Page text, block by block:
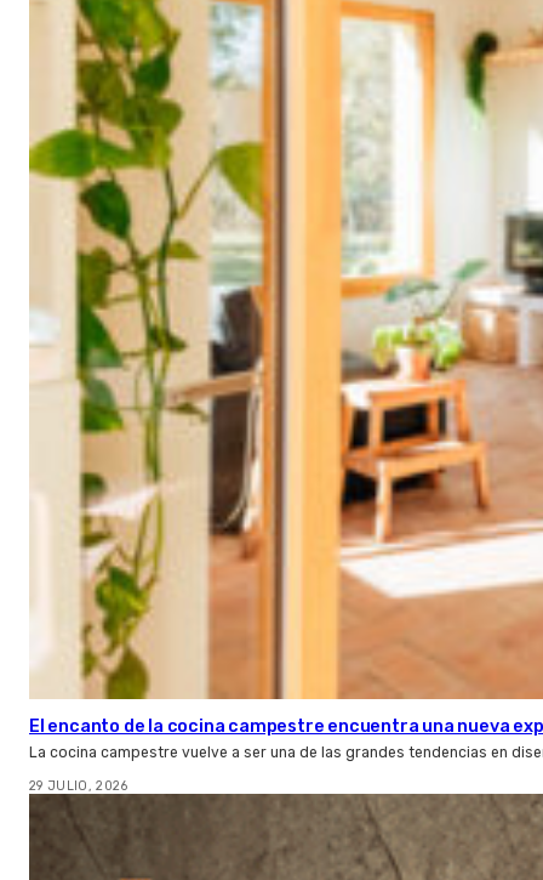
El encanto de la cocina campestre encuentra una nueva
La cocina campestre vuelve a ser una de las grandes tendencias en
29 JULIO, 2026